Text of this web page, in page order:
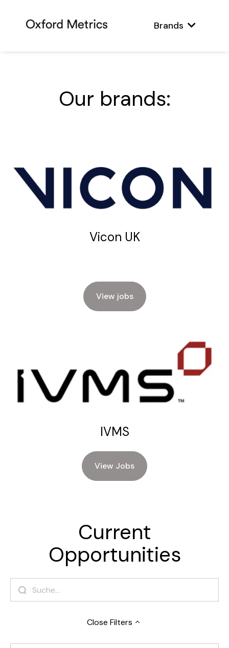
Brands
Our brands:
Vicon UK
View jobs
IVMS
View Jobs
Current
Opportunities
Close Filters